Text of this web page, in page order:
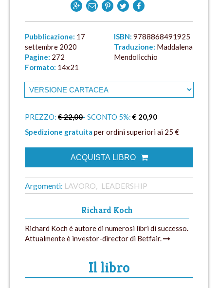
Pubblicazione: 17
settembre 2020
Pagine: 272
Formato: 14x21
ISBN: 9788868491925
Traduzione:
Mendolicchio
PREZZO: € 22,00- SCONTO 5%: € 20,90
Spedizione gratuita per ordini superiori ai 25 €
ACQUISTA LIBRO
Argomenti: LAVORO LEADERSHIP
Richard Koch
Richard Koch è autore di numerosi libri di successo.
Attualmente è investor-director di Betfair.
Il libro